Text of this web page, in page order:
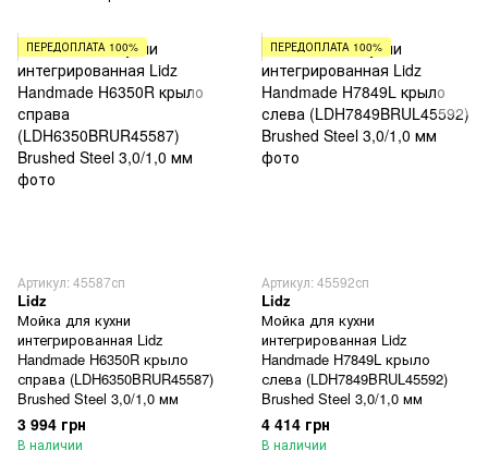
ПЕРЕДОПЛАТА 100%
Артикул: 45587сп
Lidz
Мойка для кухни
интегрированная Lidz
Handmade H6350R крыло
справа (LDH6350BRUR45587)
Brushed Steel 3,0/1,0 мм
3 994 грн
В наличии
ПЕРЕДОПЛАТА 100%
Артикул: 45592сп
Lidz
Мойка для кухни
интегрированная Lidz
Handmade H7849L крыло
слева (LDH7849BRUL45592)
Brushed Steel 3,0/1,0 мм
4 414 грн
В наличии